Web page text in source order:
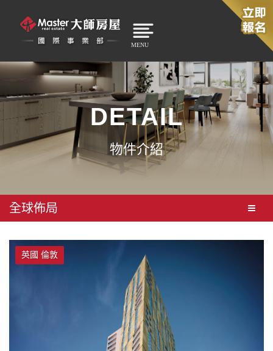
MENU
DETAIL
物件介紹
全球佈局
英國 倫敦